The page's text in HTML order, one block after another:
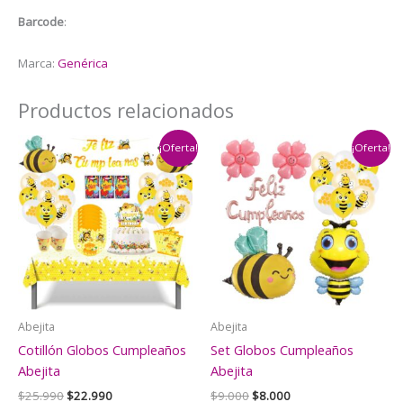
Barcode:
Marca: Genérica
Productos relacionados
¡Oferta!
Abejita
Cotillón Globos Cumpleaños
Abejita
$25.990El
$22.990El
¡Oferta!
Abejita
Set Globos Cumpleaños
Abejita
$9.000El
$8.000El